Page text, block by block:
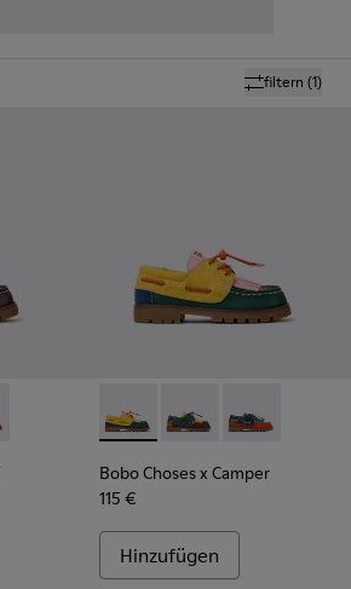
filtern (1)
- K800642-002 - Kinderschuhe aus
x Camper - K800642-003 -
Choses x Camper - K800642-001 -
Bobo Choses x Camper -
Bobo Choses x
Bobo Choses
Bobo Choses x Camper
115 €
Hinzufügen